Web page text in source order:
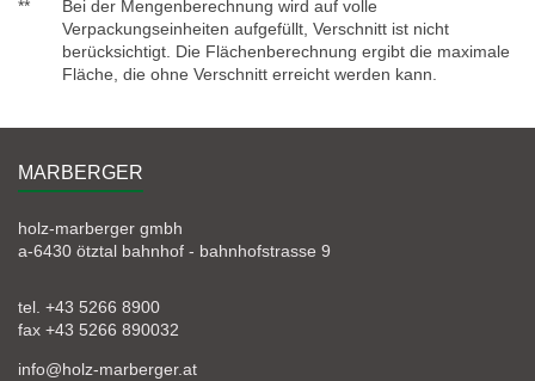
**
Bei der Mengenberechnung wird auf volle
Verpackungseinheiten aufgefüllt, Verschnitt ist nicht
berücksichtigt. Die Flächenberechnung ergibt die maximale
Fläche, die ohne Verschnitt erreicht werden kann.
MARBERGER
holz-marberger gmbh
a-6430 ötztal bahnhof - bahnhofstrasse 9
tel. +43 5266 8900
fax +43 5266 890032
info@holz-marberger.at